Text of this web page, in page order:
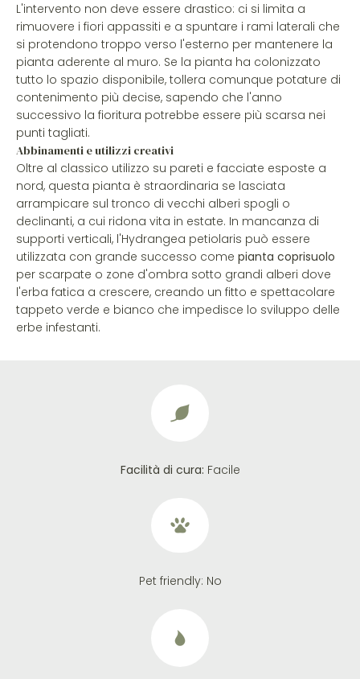
L'intervento non deve essere drastico: ci si limita a
rimuovere i fiori appassiti e a spuntare i rami laterali che
si protendono troppo verso l'esterno per mantenere la
pianta aderente al muro. Se la pianta ha colonizzato
tutto lo spazio disponibile, tollera comunque potature di
contenimento più decise, sapendo che l'anno
successivo la fioritura potrebbe essere più scarsa nei
punti tagliati.
Abbinamenti e utilizzi creativi
Oltre al classico utilizzo su pareti e facciate esposte a
nord, questa pianta è straordinaria se lasciata
arrampicare sul tronco di vecchi alberi spogli o
declinanti, a cui ridona vita in estate. In mancanza di
supporti verticali, l'Hydrangea petiolaris può essere
utilizzata con grande successo come pianta coprisuolo
per scarpate o zone d'ombra sotto grandi alberi dove
l'erba fatica a crescere, creando un fitto e spettacolare
tappeto verde e bianco che impedisce lo sviluppo delle
erbe infestanti.
Facilità di cura: Facile
Pet friendly: No